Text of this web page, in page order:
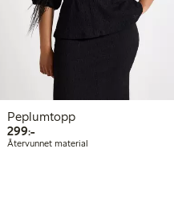
Peplumtopp
299:-299,00 kr
Återvunnet material